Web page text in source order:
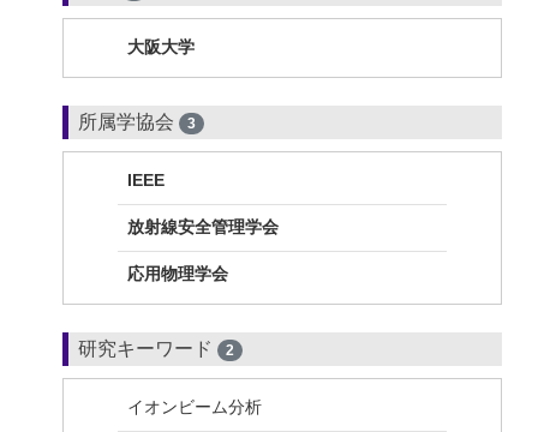
大阪大学
所属学協会 3
IEEE
放射線安全管理学会
応用物理学会
研究キーワード 2
イオンビーム分析